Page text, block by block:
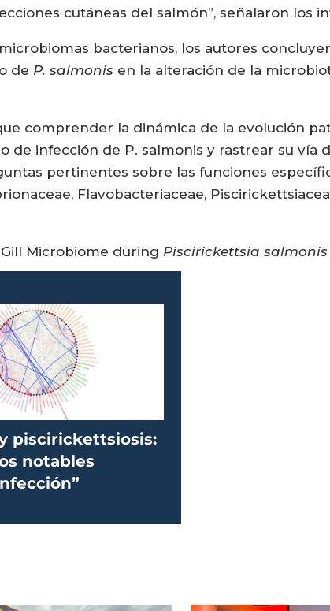
cutáneas del salmón”, señalaron los
bacterianos, los autores
de P. salmonis en la alteración de la
comprender la dinámica de la evolución
de infección de P. salmonis y rastrear su vía
pertinentes sobre las funciones
Flavobacteriaceae,
Microbiome during Piscirickettsia salmonis
piscirickettsiosis:
notables